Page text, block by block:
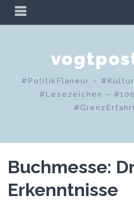
Zum
PRIMÄRES
MENÜ
#PolitikFlaneur –
#Lesezeichen –
Buchmesse:
Erkenntnisse